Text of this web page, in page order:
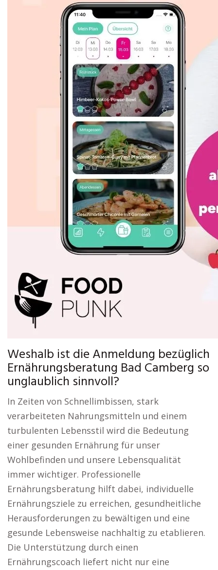
Weshalb ist die Anmeldung bezüglich
Ernährungsberatung Bad Camberg so
unglaublich sinnvoll?
In Zeiten von Schnellimbissen, stark
verarbeiteten Nahrungsmitteln und einem
turbulenten Lebensstil wird die Bedeutung
einer gesunden Ernährung für unser
Wohlbefinden und unsere Lebensqualität
immer wichtiger. Professionelle
Ernährungsberatung hilft dabei, individuelle
Ernährungsziele zu erreichen, gesundheitliche
Herausforderungen zu bewältigen und eine
gesunde Lebensweise nachhaltig zu etablieren.
Die Unterstützung durch einen
Ernährungscoach liefert nicht nur eine